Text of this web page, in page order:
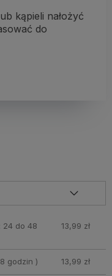
kąpieli nałożyć
do
24 do 48
13,99 zł
godzin ) 13,99 zł